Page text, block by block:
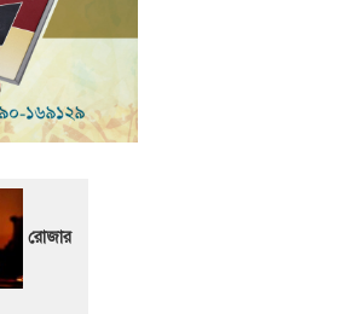
রোজার